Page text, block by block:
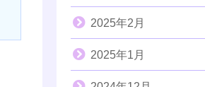
2025年2月
2025年1月